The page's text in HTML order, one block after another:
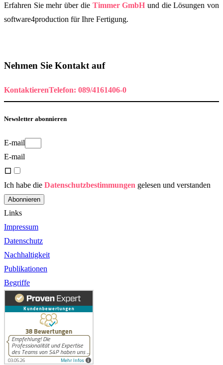
Erfahren Sie mehr über die Timmer GmbH und die Lösungen von
software4production für Ihre Fertigung.
Nehmen Sie Kontakt auf
KontaktierenTelefon: 089/4161406-0
Newsletter abonnieren
E-mail
E-mail
Ich habe die Datenschutzbestimmungen gelesen und verstanden
Abonnieren
Links
Impressum
Datenschutz
Nachhaltigkeit
Publikationen
Begriffe